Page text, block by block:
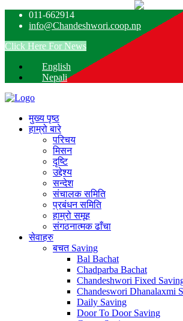
011-662914
info@Chandeshwori.coop.np
Click Here For News
English
Nepali
मुख्य पृष्ठ
हाम्रो बारे
परिचय
मिसन
दृष्टि
उद्देश्य
सन्देश
संचालक समिति
प्रबंधन समिति
हाम्रो समूह
संगठनात्मक ढाँचा
सेवाहरु
बचत Saving
Bal Bachat
Chadparba Bachat
Chandeshwori Fixed
Chandeswori Dhanalaxmi
Daily Saving
Door To Door Saving